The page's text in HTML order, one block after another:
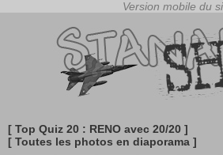
[ Top Quiz 20 : RENO avec 20/20 ]
[ Toutes les photos en diaporama ]